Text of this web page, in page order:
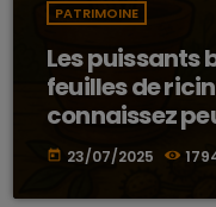
PATRIMOINE
Les puissants
feuilles de
connaissez
today 23/07/2025